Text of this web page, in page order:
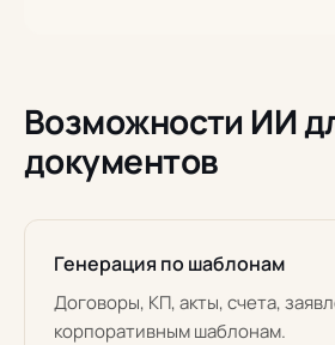
Возможности ИИ
документов
Генерация по шаблонам
Договоры, КП, акты, счета,
корпоративным шаблонам.